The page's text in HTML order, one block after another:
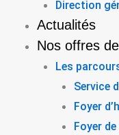
Direction
Actualités
Nos offres
Les
Service
Foyer
Foyer de